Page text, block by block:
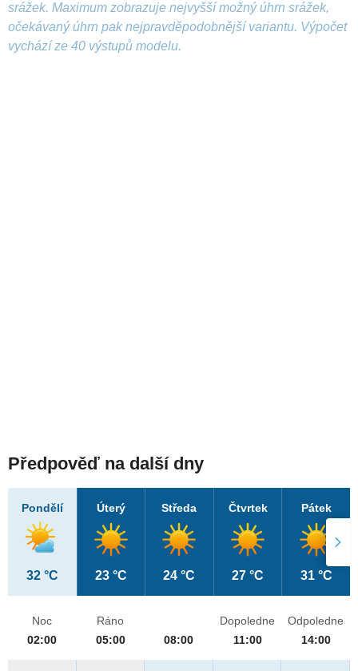
srážek. Maximum zobrazuje nejvyšší možný úhrn srážek,
očekávaný úhrn pak nejpravděpodobnější variantu. Výpočet
vychází ze 40 výstupů modelu.
Předpověď na další dny
Pondělí
32 °C
Úterý
23 °C
Středa
24 °C
Čtvrtek
27 °C
Pátek
31 °C
Noc
02:00
Ráno
05:00
08:00
Dopoledne
11:00
Odpoledne
14:00